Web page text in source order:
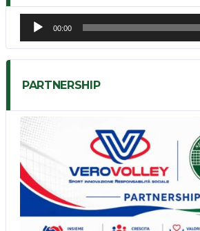
Audio
Player
00:00
PARTNERSHIP